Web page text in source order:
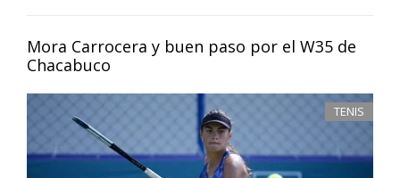
Mora Carrocera y buen paso por el W35 de
Chacabuco
TENIS